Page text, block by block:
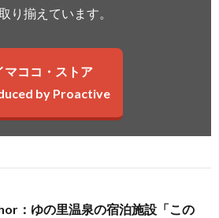
り揃えています。
マココ・ストア
by Proactive
：ゆの里温泉の宿泊施設「この